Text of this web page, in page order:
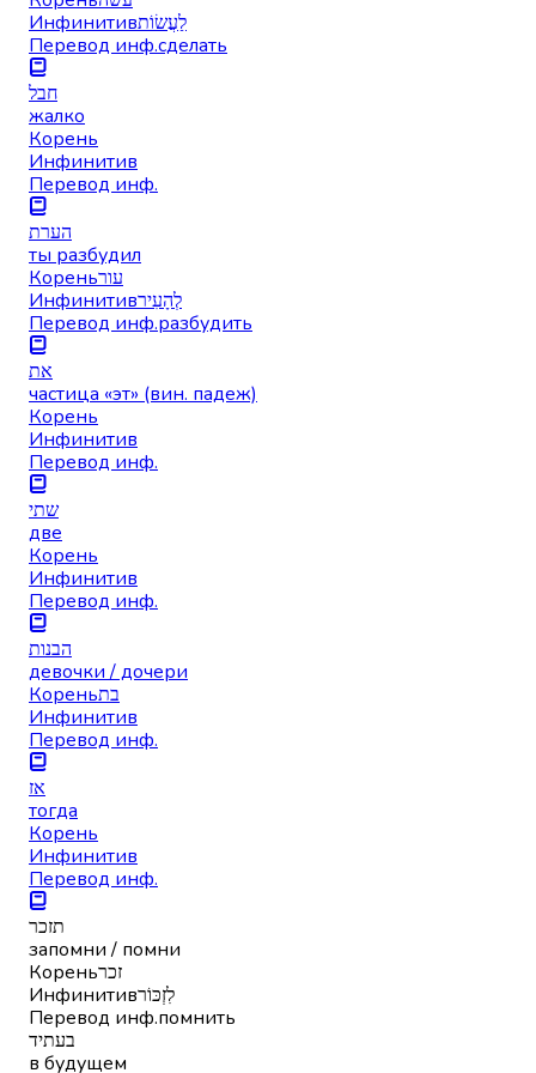
Инфинитивלַעֲשׂוֹת
Перевод инф.сделать
חבל
жалко
Корень
Инфинитив
Перевод инф.
הערת
ты разбудил
Кореньעור
Инфинитивלְהָעִיר
Перевод инф.разбудить
את
частица «эт» (вин. падеж)
Корень
Инфинитив
Перевод инф.
שתי
две
Корень
Инфинитив
Перевод инф.
הבנות
девочки / дочери
Кореньבת
Инфинитив
Перевод инф.
אז
тогда
Корень
Инфинитив
Перевод инф.
תזכר
запомни / помни
Кореньזכר
Инфинитивלִזְכּוֹר
Перевод инф.помнить
בעתיד
в будущем